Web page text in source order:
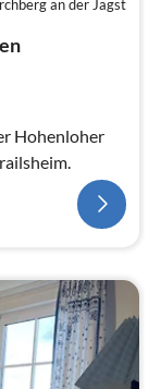
an der Jagst
Hohenloher